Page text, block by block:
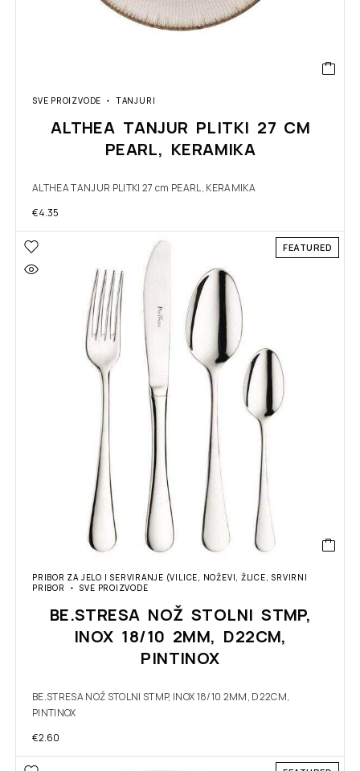
SVE PROIZVODE TANJURI
ALTHEA TANJUR PLITKI 27 CM
PEARL, KERAMIKA
ALTHEA TANJUR PLITKI 27 cm PEARL, KERAMIKA
€4.35
FEATURED
PRIBOR ZA JELO I SERVIRANJE (VILICE, NOŽEVI, ŽLICE, SRVIRNI
PRIBOR
SVE PROIZVODE
BE.STRESA NOŽ STOLNI STMP,
INOX 18/10 2MM, D22CM,
PINTINOX
BE.STRESA NOŽ STOLNI STMP, INOX 18/10 2MM, D22CM,
PINTINOX
€2.60